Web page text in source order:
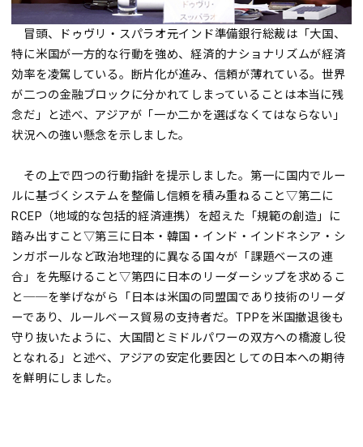
冒頭、ドゥヴリ・スパラオ元インド準備銀行総裁は「大国、
特に米国が一方的な行動を強め、経済的ナショナリズムが経済
効率を凌駕している。断片化が進み、信頼が薄れている。世界
が二つの金融ブロックに分かれてしまっていることは本当に残
念だ」と述べ、アジアが「一か二かを選ばなくてはならない」
状況への強い懸念を示しました。
その上で四つの行動指針を提示しました。第一に国内でルー
ルに基づくシステムを整備し信頼を積み重ねること▽第二に
RCEP（地域的な包括的経済連携）を超えた「規範の創造」に
踏み出すこと▽第三に日本・韓国・インド・インドネシア・シ
ンガポールなど政治地理的に異なる国々が「課題ベースの連
合」を先駆けること▽第四に日本のリーダーシップを求めるこ
と──を挙げながら「日本は米国の同盟国であり技術のリーダ
ーであり、ルールベース貿易の支持者だ。TPPを米国撤退後も
守り抜いたように、大国間とミドルパワーの双方への橋渡し役
となれる」と述べ、アジアの安定化要因としての日本への期待
を鮮明にしました。